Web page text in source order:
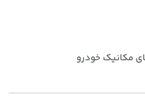
مکانیک خودرو